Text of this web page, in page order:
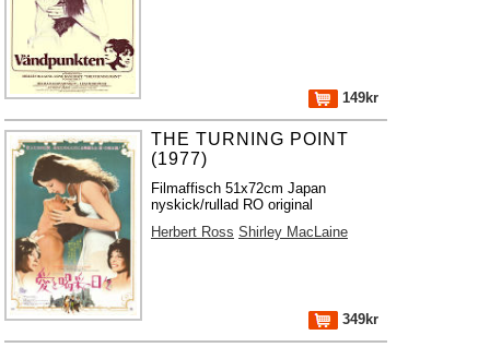
149kr
THE TURNING POINT
(1977)
Filmaffisch 51x72cm Japan
nyskick/rullad RO original
Herbert Ross Shirley MacLaine
349kr